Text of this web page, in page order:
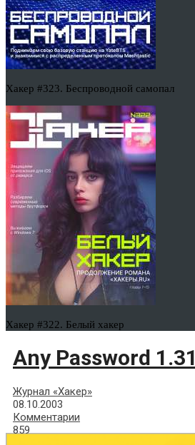
Хакер #323. Беспроводной самопал
Хакер #322. Белый хакер
Any Password 1.31
Журнал «Хакер»
08.10.2003
Комментарии
859